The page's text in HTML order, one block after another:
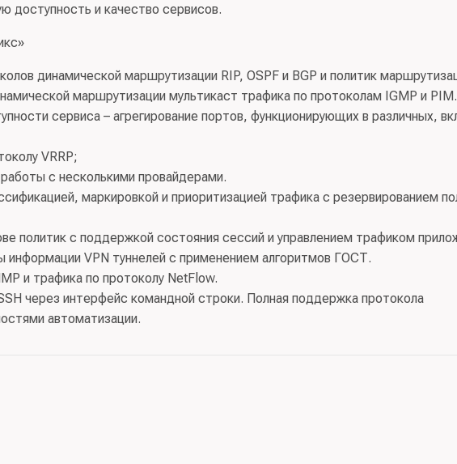
доступность и качество сервисов.
динамической маршрутизации RIP, OSPF и BGP и политик
маршрутизации мультикаст трафика по протоколам IGMP и PIM.
сервиса – агрегирование портов, функционирующих в различных,
VRRP;
с несколькими провайдерами.
маркировкой и приоритизацией трафика с резервированием
политик с поддержкой состояния сессий и управлением трафиком
VPN туннелей с применением алгоритмов ГОСТ.
и трафика по протоколу NetFlow.
через интерфейс командной строки. Полная поддержка протокола
автоматизации.